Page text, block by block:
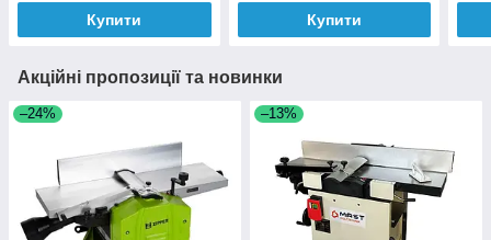
Купити Купити
Акційні пропозиції та новинки
–24% –13%